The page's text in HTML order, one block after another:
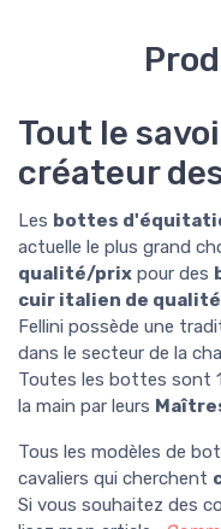
Tout le
créateur
Les bottes
actuelle le plus grand
qualité/prix pour des
cuir italien de qualité
Fellini possède une
dans le secteur de la
Toutes les bottes sont
la main par leurs
Tous les modèles de
cavaliers qui cherchent
Si vous souhaitez des